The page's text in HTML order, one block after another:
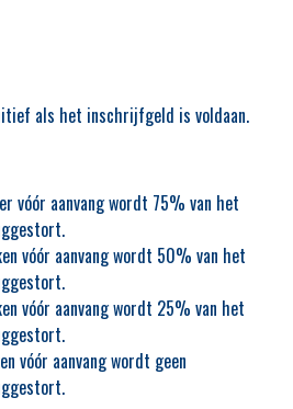
als het inschrijfgeld is voldaan.
vóór aanvang wordt 75% van het
vóór aanvang wordt 50% van het
vóór aanvang wordt 25% van het
vóór aanvang wordt geen